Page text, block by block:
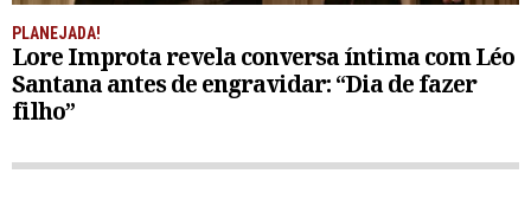
PLANEJADA!
Lore Improta revela conversa íntima com Léo
Santana antes de engravidar: “Dia de fazer
filho”